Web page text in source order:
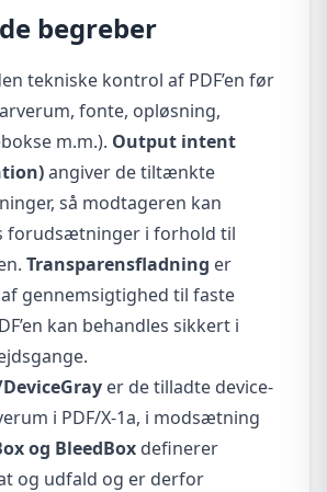
begreber
tekniske kontrol af PDF’en før
fonte, opløsning,
m.m.). Output intent
angiver de tiltænkte
så modtageren kan
forudsætninger i forhold til
Transparensfladning er
gennemsigtighed til faste
kan behandles sikkert i
er de tilladte device-
i PDF/X-1a, i modsætning
og BleedBox definerer
og udfald og er derfor